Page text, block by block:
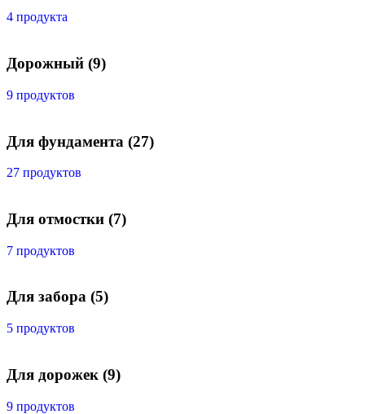
4 продукта
Дорожный (9)
9 продуктов
Для фундамента (27)
27 продуктов
Для отмостки (7)
7 продуктов
Для забора (5)
5 продуктов
Для дорожек (9)
9 продуктов